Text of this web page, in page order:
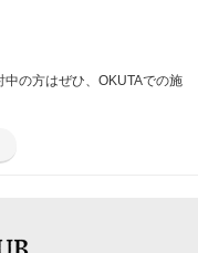
の方はぜひ、OKUTAでの施